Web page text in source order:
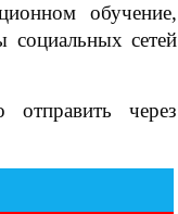
обучение,
социальных сетей
через